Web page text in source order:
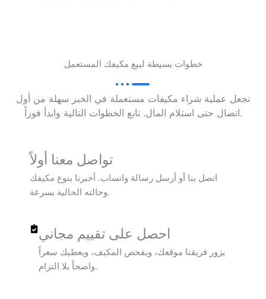
خطوات بسيطة لبيع مكيفك المستعمل
نجعل عملية شراء مكيفات مستعملة في الخبر سهلة من أول
اتصال حتى استلام المال. تابع الخطوات التالية وابدأ فوراً.
تواصل معنا أولاً
اتصل بنا أو أرسل رسالة واتساب. أخبرنا بنوع مكيفك
وحالته الحالية بسرعة.
احصل على تقييم مجاني
يزور فريقنا موقعك، ويفحص المكيف، ويعطيك سعراً
واضحاً بلا التزام.